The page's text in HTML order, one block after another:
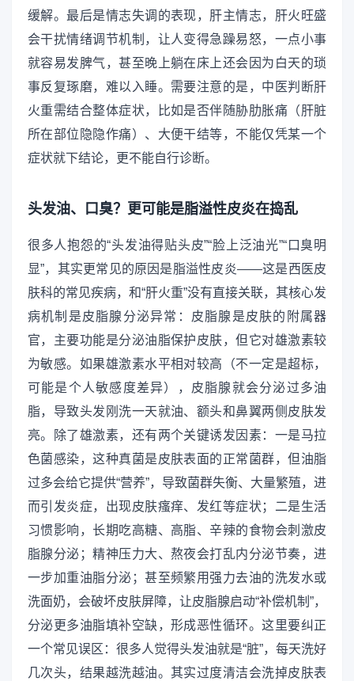
缓解。最后是情志失调的表现，肝主情志，肝火旺盛
会干扰情绪调节机制，让人变得急躁易怒，一点小事
就容易发脾气，甚至晚上躺在床上还会因为白天的琐
事反复琢磨，难以入睡。需要注意的是，中医判断肝
火重需结合整体症状，比如是否伴随胁肋胀痛（肝脏
所在部位隐隐作痛）、大便干结等，不能仅凭某一个
症状就下结论，更不能自行诊断。
头发油、口臭？更可能是脂溢性皮炎在捣乱
很多人抱怨的“头发油得贴头皮”“脸上泛油光”“口臭明
显”，其实更常见的原因是脂溢性皮炎——这是西医皮
肤科的常见疾病，和“肝火重”没有直接关联，其核心发
病机制是皮脂腺分泌异常：皮脂腺是皮肤的附属器
官，主要功能是分泌油脂保护皮肤，但它对雄激素较
为敏感。如果雄激素水平相对较高（不一定是超标，
可能是个人敏感度差异），皮脂腺就会分泌过多油
脂，导致头发刚洗一天就油、额头和鼻翼两侧皮肤发
亮。除了雄激素，还有两个关键诱发因素：一是马拉
色菌感染，这种真菌是皮肤表面的正常菌群，但油脂
过多会给它提供“营养”，导致菌群失衡、大量繁殖，进
而引发炎症，出现皮肤瘙痒、发红等症状；二是生活
习惯影响，长期吃高糖、高脂、辛辣的食物会刺激皮
脂腺分泌；精神压力大、熬夜会打乱内分泌节奏，进
一步加重油脂分泌；甚至频繁用强力去油的洗发水或
洗面奶，会破坏皮肤屏障，让皮脂腺启动“补偿机制”，
分泌更多油脂填补空缺，形成恶性循环。这里要纠正
一个常见误区：很多人觉得头发油就是“脏”，每天洗好
几次头，结果越洗越油。其实过度清洁会洗掉皮肤表